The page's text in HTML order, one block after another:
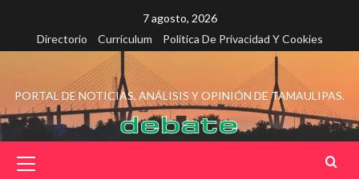
contenido
7 agosto, 2026
Directorio
Curriculum Política De Privacidad Y Cookies
PORTAL DE NOTICIAS, ANÁLISIS Y OPINIÓN DE TAMAULIPAS.
principal